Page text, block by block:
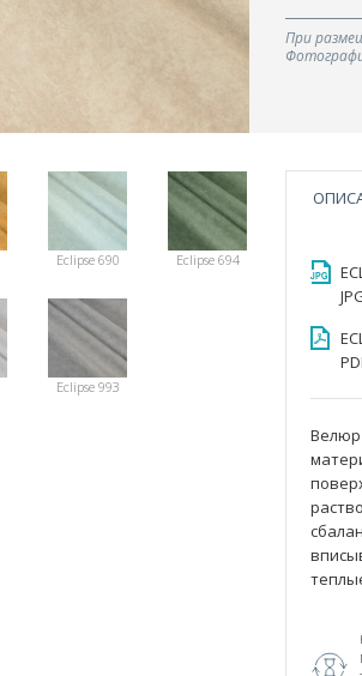
Eclipse 690 Eclipse 694
Eclipse 993
При
Велюр